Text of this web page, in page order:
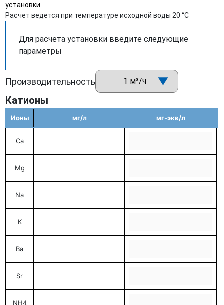
установки.
Расчет ведется при температуре исходной воды 20 °С
Для расчета установки введите следующие
параметры
Производительность
Катионы
Ионы мг/л мг-экв/л
Ca
Mg
Na
K
Ba
Sr
NH4